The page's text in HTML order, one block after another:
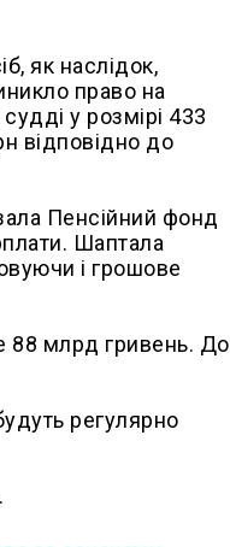
як наслідок,
право на
у розмірі 433
відповідно до
Пенсійний фонд
Шаптала
і грошове
88 млрд гривень. До
регулярно